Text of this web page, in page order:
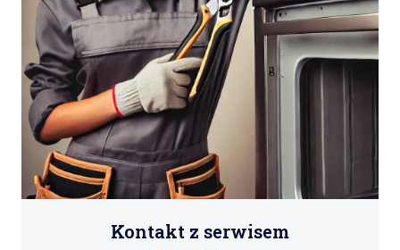
Kontakt z serwisem